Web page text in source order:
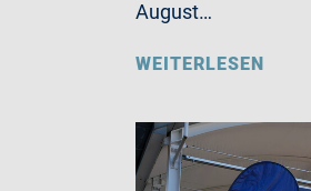
August…
WEITERLESEN